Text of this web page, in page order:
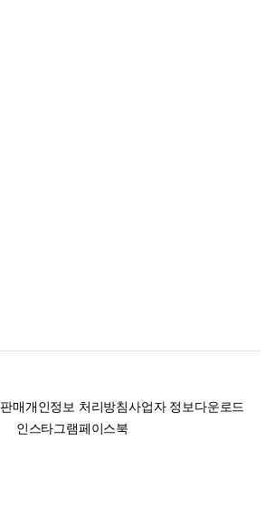
판매개인정보 처리방침사업자 정보다운로드
인스타그램페이스북